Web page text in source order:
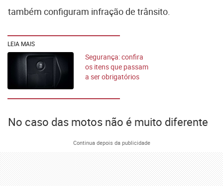
também configuram infração de trânsito.
LEIA MAIS
Segurança: confira
os itens que passam
a ser obrigatórios
No caso das motos não é muito diferente
Continua depois da publicidade